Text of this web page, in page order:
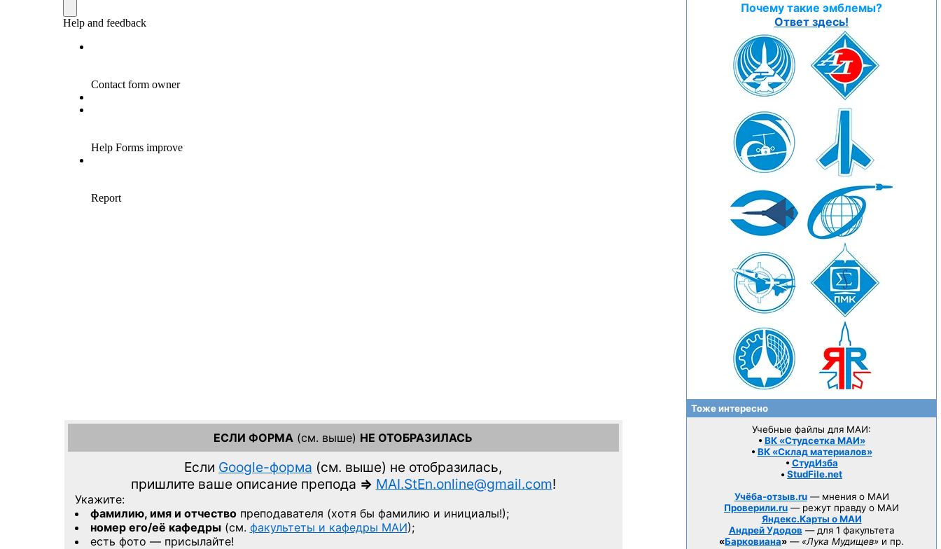
ЕСЛИ ФОРМА (см. выше) НЕ ОТОБРАЗИЛАСЬ
Если Google-форма (см. выше) не отобразилась,
пришлите ваше описание препода => MAI.StEn.online@gmail.com!
Укажите:
фамилию, имя и отчествопреподавателя (хотя бы фамилию и инициалы!);
номер его/её кафедры(см. факультеты и кафедры МАИ);
есть фото — присылайте!
Почему такие эмблемы?
Ответ здесь!
Тоже интересно
Учебные файлы для МАИ:
• ВК «Студсетка МАИ»
• ВК «Склад материалов»
• СтудИзба
• StudFile.net
Учёба-отзыв.ru— мнения о МАИ
Проверили.ru — режут правду о МАИ
Яндекс.Карты о МАИ
Андрей Удодов — для 1 факультета
«Барковиана» — «Лука Мудищев» и пр.